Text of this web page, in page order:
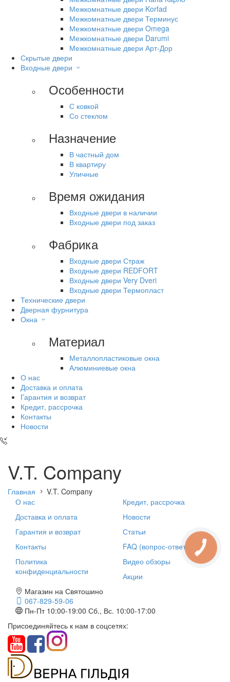
Межкомнатные двери Korfad
Межкомнатные двери Терминус
Межкомнатные двери Omega
Межкомнатные двери Darumi
Межкомнатные двери Арт-Дор
Скрытые двери
Входные двери
Особенности
С ковкой
Со стеклом
Назначение
В частный дом
В квартиру
Уличные
Время ожидания
Входные двери в наличии
Входные двери под заказ
Фабрика
Входные двери Страж
Входные двери REDFORT
Входные двери Very Dveri
Входные двери Термопласт
Технические двери
Дверная фурнитура
Окна
Материал
Металлопластиковые окна
Алюминиевые окна
О нас
Доставка и оплата
Гарантия и возврат
Кредит, рассрочка
Контакты
Новости
V.T. Company
Главная
V.T. Company
О нас
Доставка и оплата
Гарантия и возврат
Контакты
Политика
конфиденциальности
Кредит, рассрочка
Новости
Статьи
FAQ (вопрос-ответ)
Видео обзоры
Акции
Магазин на Святошино
067-829-59-06
Пн-Пт 10:00-19:00 Сб., Вс. 10:00-17:00
Присоединяйтесь к нам в соцсетях:
КНОПКА
СВЯЗИ